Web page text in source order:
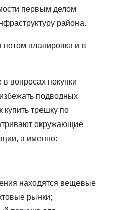
первым делом
района.
потом планировка и в
вопросах покупки
подводных
купить трешку по
окружающие
а именно:
находятся вещевые
рынки;